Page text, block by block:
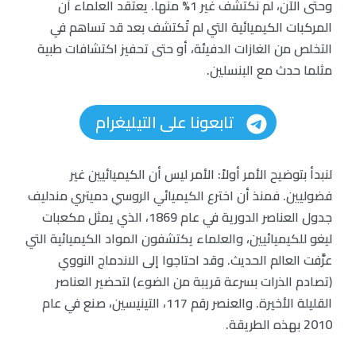
وحتى الآن، لم نكتشف غير 1% منها. يعتقد العلماء أن
المركبات الكيميائية التي لم تُكتشف بعد قد تساهم في
التخلص من الغازات الدفيئة، أو حتى تحفيز اكتشافات طبية
مثلما حدث مع البنسلين.
تابعونا على التيليغرام
لنبدأ بتوضيح الأمر أولاً: الأمر ليس أن الكيميائيين غير
فضوليين. فمنذ أن اخترع الكيميائي الروسي دميتري مندليف
جدول العناصر الدورية في عام 1869، الذي يمثل مكعبات
ليغو للكيميائيين، والعلماء يكتشفون المواد الكيميائية التي
عرَّفت العالم الحديث. وقد احتاجوا إلى الاندماج النووي
(تصادم الذرات بسرعة قريبة من الضوء) لتحضير العناصر
القليلة الأخيرة. والعنصر رقم 117، التينيسين، صنع في عام
2010 بهذه الطريقة.